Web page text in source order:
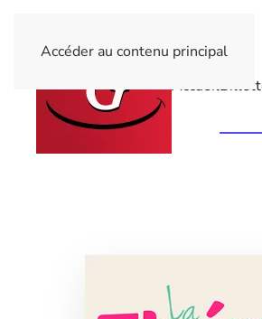
Accéder au contenu principal
Accueil